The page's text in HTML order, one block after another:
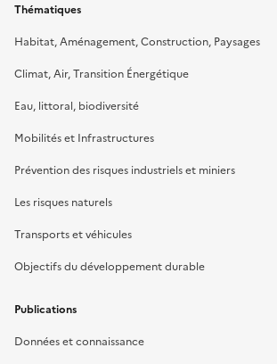
Thématiques
Habitat, Aménagement, Construction, Paysages
Climat, Air, Transition Énergétique
Eau, littoral, biodiversité
Mobilités et Infrastructures
Prévention des risques industriels et miniers
Les risques naturels
Transports et véhicules
Objectifs du développement durable
Publications
Données et connaissance